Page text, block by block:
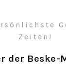
Zeiten!
der